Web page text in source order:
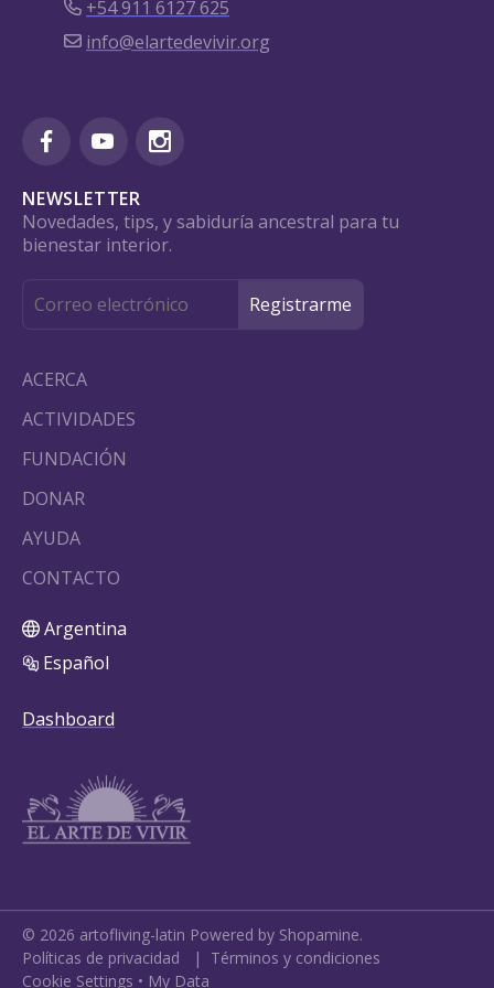
+54 911 6127 625
info@elartedevivir.org
NEWSLETTER
Novedades, tips, y sabiduría ancestral para tu
bienestar interior.
ACERCA
ACTIVIDADES
FUNDACIÓN
DONAR
AYUDA
CONTACTO
Argentina
Español
Dashboard
© 2026 artofliving-latin Powered by Shopamine.
Políticas de privacidad | Términos y condiciones
Cookie Settings • My Data